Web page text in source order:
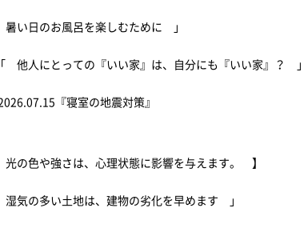
暑い日のお風呂を楽しむために 」
他人にとっての『いい家』は、自分にも『いい家』？ 」
『寝室の地震対策』
光の色や強さは、心理状態に影響を与えます。 】
湿気の多い土地は、建物の劣化を早めます 」